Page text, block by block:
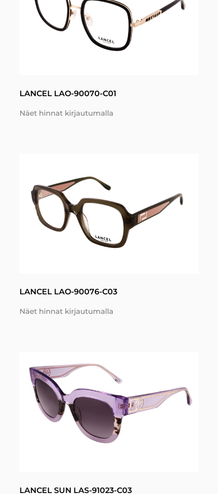
LANCEL LAO-90070-C01
Näet hinnat kirjautumalla
LANCEL LAO-90076-C03
Näet hinnat kirjautumalla
LANCEL SUN LAS-91023-C03